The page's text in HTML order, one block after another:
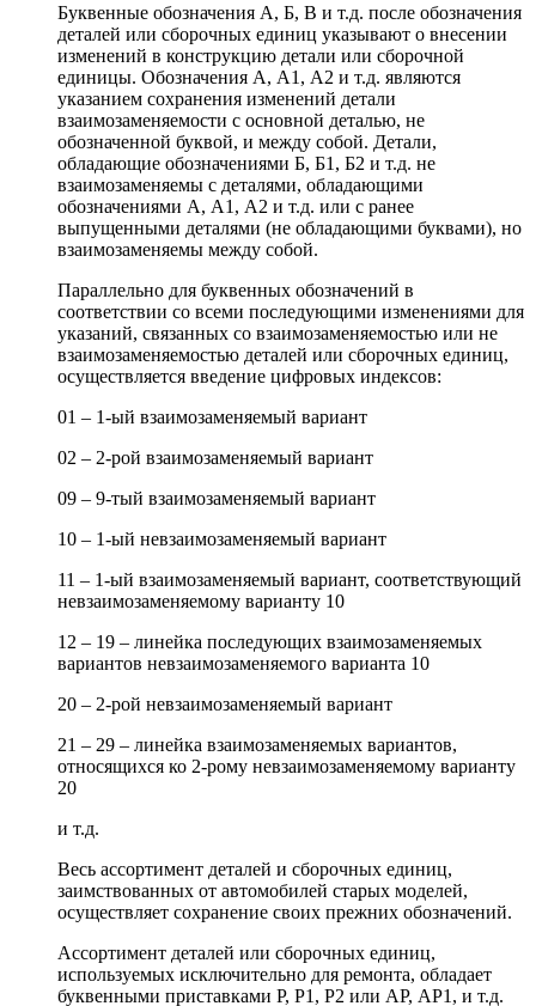
Буквенные обозначения А, Б, В и т.д. после обозначения
деталей или сборочных единиц указывают о внесении
изменений в конструкцию детали или сборочной
единицы. Обозначения А, А1, А2 и т.д. являются
указанием сохранения изменений детали
взаимозаменяемости с основной деталью, не
обозначенной буквой, и между собой. Детали,
обладающие обозначениями Б, Б1, Б2 и т.д. не
взаимозаменяемы с деталями, обладающими
обозначениями А, А1, А2 и т.д. или с ранее
выпущенными деталями (не обладающими буквами), но
взаимозаменяемы между собой.
Параллельно для буквенных обозначений в
соответствии со всеми последующими изменениями для
указаний, связанных со взаимозаменяемостью или не
взаимозаменяемостью деталей или сборочных единиц,
осуществляется введение цифровых индексов:
01 – 1-ый взаимозаменяемый вариант
02 – 2-рой взаимозаменяемый вариант
09 – 9-тый взаимозаменяемый вариант
10 – 1-ый невзаимозаменяемый вариант
11 – 1-ый взаимозаменяемый вариант, соответствующий
невзаимозаменяемому варианту 10
12 – 19 – линейка последующих взаимозаменяемых
вариантов невзаимозаменяемого варианта 10
20 – 2-рой невзаимозаменяемый вариант
21 – 29 – линейка взаимозаменяемых вариантов,
относящихся ко 2-рому невзаимозаменяемому варианту
20
и т.д.
Весь ассортимент деталей и сборочных единиц,
заимствованных от автомобилей старых моделей,
осуществляет сохранение своих прежних обозначений.
Ассортимент деталей или сборочных единиц,
используемых исключительно для ремонта, обладает
буквенными приставками Р, Р1, Р2 или АР, АР1, и т.д.